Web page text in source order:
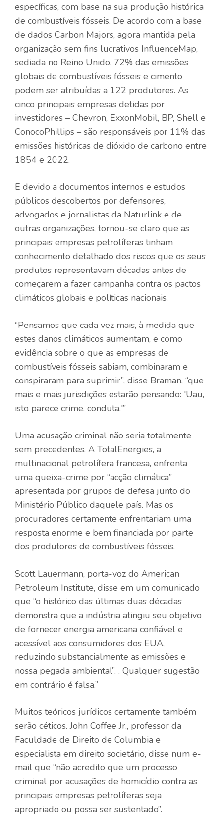
específicas, com base na sua produção histórica
de combustíveis fósseis. De acordo com a base
de dados Carbon Majors, agora mantida pela
organização sem fins lucrativos InfluenceMap,
sediada no Reino Unido, 72% das emissões
globais de combustíveis fósseis e cimento
podem ser atribuídas a 122 produtores. As
cinco principais empresas detidas por
investidores – Chevron, ExxonMobil, BP, Shell e
ConocoPhillips – são responsáveis ​​por 11% das
emissões históricas de dióxido de carbono entre
1854 e 2022.
E devido a documentos internos e estudos
públicos descobertos por defensores,
advogados e jornalistas da Naturlink e de
outras organizações, tornou-se claro que as
principais empresas petrolíferas tinham
conhecimento detalhado dos riscos que os seus
produtos representavam décadas antes de
começarem a fazer campanha contra os pactos
climáticos globais e políticas nacionais.
“Pensamos que cada vez mais, à medida que
estes danos climáticos aumentam, e como
evidência sobre o que as empresas de
combustíveis fósseis sabiam, combinaram e
conspiraram para suprimir”, disse Braman, “que
mais e mais jurisdições estarão pensando: 'Uau,
isto parece crime. conduta.'”
Uma acusação criminal não seria totalmente
sem precedentes. A TotalEnergies, a
multinacional petrolífera francesa, enfrenta
uma queixa-crime por “acção climática”
apresentada por grupos de defesa junto do
Ministério Público daquele país. Mas os
procuradores certamente enfrentariam uma
resposta enorme e bem financiada por parte
dos produtores de combustíveis fósseis.
Scott Lauermann, porta-voz do American
Petroleum Institute, disse em um comunicado
que “o histórico das últimas duas décadas
demonstra que a indústria atingiu seu objetivo
de fornecer energia americana confiável e
acessível aos consumidores dos EUA,
reduzindo substancialmente as emissões e
nossa pegada ambiental”. . Qualquer sugestão
em contrário é falsa.”
Muitos teóricos jurídicos certamente também
serão céticos. John Coffee Jr., professor da
Faculdade de Direito de Columbia e
especialista em direito societário, disse num e-
mail que “não acredito que um processo
criminal por acusações de homicídio contra as
principais empresas petrolíferas seja
apropriado ou possa ser sustentado”.